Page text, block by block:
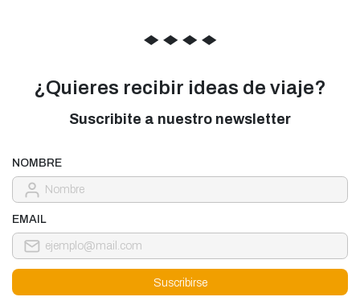
◆ ◆ ◆ ◆
¿Quieres recibir ideas de viaje?
Suscribite a nuestro newsletter
NOMBRE
EMAIL